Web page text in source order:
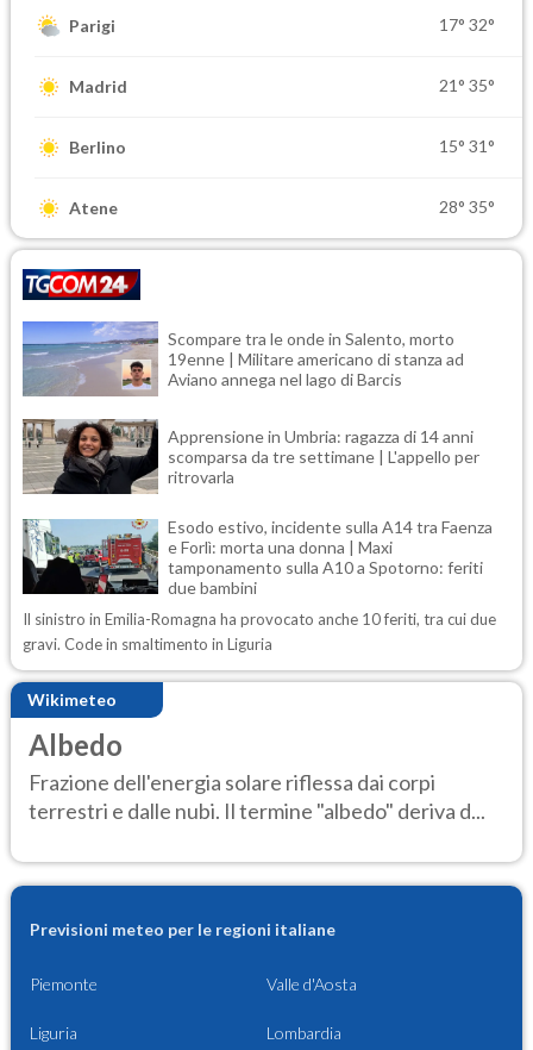
Parigi 17° 32°
Madrid 21° 35°
Berlino 15° 31°
Atene 28° 35°
Scompare tra le onde in Salento, morto
19enne | Militare americano di stanza ad
Aviano annega nel lago di Barcis
Apprensione in Umbria: ragazza di 14 anni
scomparsa da tre settimane | L'appello per
ritrovarla
Esodo estivo, incidente sulla A14 tra Faenza
e Forlì: morta una donna | Maxi
tamponamento sulla A10 a Spotorno: feriti
due bambini
Il sinistro in Emilia-Romagna ha provocato anche 10 feriti, tra cui due
gravi. Code in smaltimento in Liguria
Wikimeteo
Albedo
Frazione dell'energia solare riflessa dai corpi
terrestri e dalle nubi. Il termine "albedo" deriva d...
Previsioni meteo per le regioni italiane
Piemonte Valle d'Aosta
Liguria Lombardia